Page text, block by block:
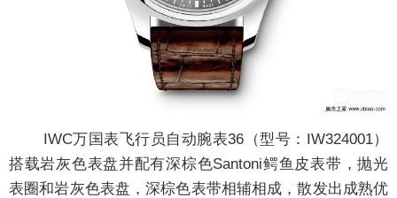
IWC万国表飞行员自动腕表36（型号：IW324001）
搭载岩灰色表盘并配有深棕色Santoni鳄鱼皮表带，抛光
表圈和岩灰色表盘，深棕色表带相辅相成，散发出成熟优